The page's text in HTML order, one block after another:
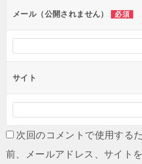
ンメール（公開されません） 必須
サイト
次回のコメントで使用する
前、メールアドレス、サイトを